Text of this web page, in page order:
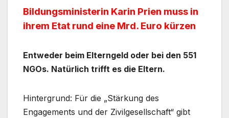
Bildungsministerin Karin Prien muss in
ihrem Etat rund eine Mrd. Euro kürzen
Entweder beim Elterngeld oder bei den 551
NGOs. Natürlich trifft es die Eltern.
Hintergrund: Für die „Stärkung des
Engagements und der Zivilgesellschaft“ gibt